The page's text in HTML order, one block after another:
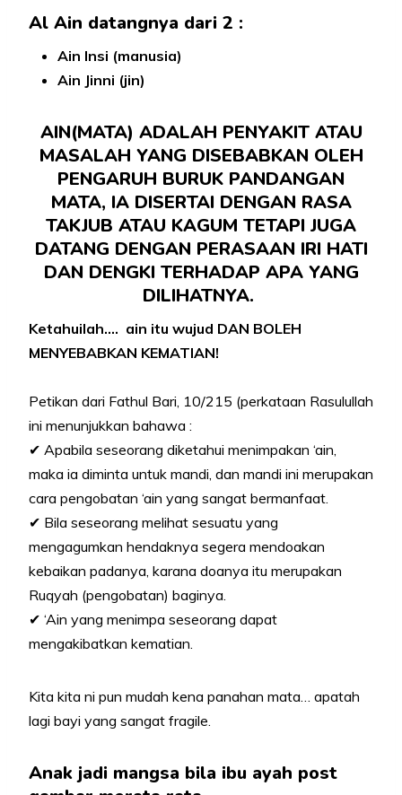
Al Ain datangnya dari 2 :
Ain Insi (manusia)
Ain Jinni (jin)
AIN(MATA) ADALAH PENYAKIT ATAU
MASALAH YANG DISEBABKAN OLEH
PENGARUH BURUK PANDANGAN
MATA, IA DISERTAI DENGAN RASA
TAKJUB ATAU KAGUM TETAPI JUGA
DATANG DENGAN PERASAAN IRI HATI
DAN DENGKI TERHADAP APA YANG
DILIHATNYA.
Ketahuilah…. ain itu wujud DAN BOLEH
MENYEBABKAN KEMATIAN!
Petikan dari Fathul Bari, 10/215 (perkataan Rasulullah
ini menunjukkan bahawa :
✔ Apabila seseorang diketahui menimpakan ‘ain,
maka ia diminta untuk mandi, dan mandi ini merupakan
cara pengobatan ‘ain yang sangat bermanfaat.
✔ Bila seseorang melihat sesuatu yang
mengagumkan hendaknya segera mendoakan
kebaikan padanya, karana doanya itu merupakan
Ruqyah (pengobatan) baginya.
✔ ‘Ain yang menimpa seseorang dapat
mengakibatkan kematian.
Kita kita ni pun mudah kena panahan mata… apatah
lagi bayi yang sangat fragile.
Anak jadi mangsa bila ibu ayah post